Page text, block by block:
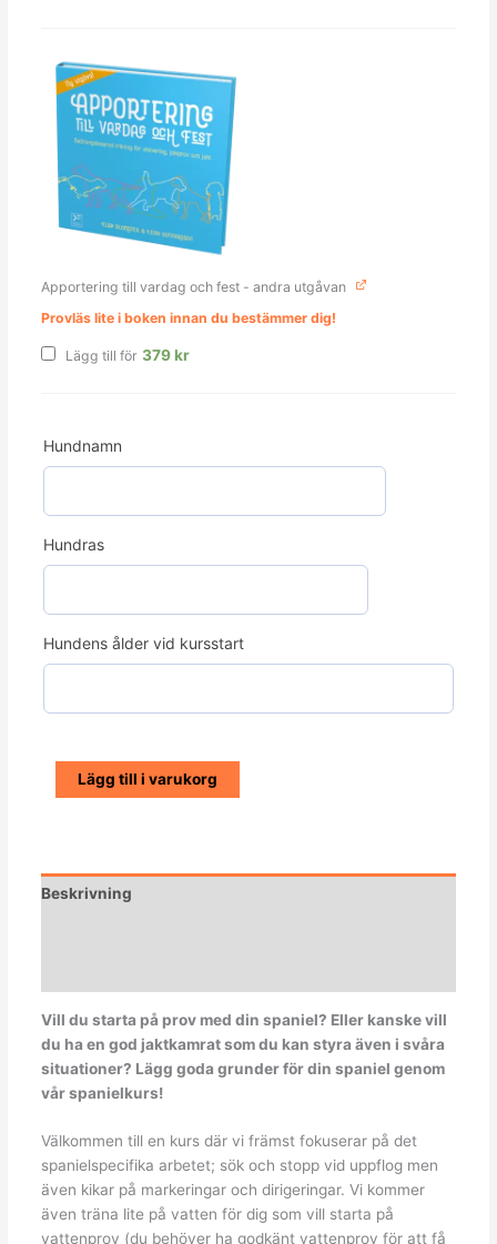
Apportering till vardag och fest - andra utgåvan
Provläs lite i boken innan du bestämmer dig!
Lägg till för 379kr
Hundnamn
Hundras
Hundens ålder vid kursstart
Lägg till i varukorg
Beskrivning
Vill du starta på prov med din spaniel? Eller kanske vill
du ha en god jaktkamrat som du kan styra även i svåra
situationer? Lägg goda grunder för din spaniel genom
vår spanielkurs!
Välkommen till en kurs där vi främst fokuserar på det
spanielspecifika arbetet; sök och stopp vid uppflog men
även kikar på markeringar och dirigeringar. Vi kommer
även träna lite på vatten för dig som vill starta på
vattenprov (du behöver ha godkänt vattenprov för att få